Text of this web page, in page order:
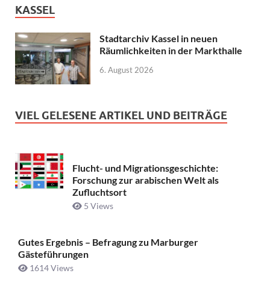
KASSEL
Stadtarchiv Kassel in neuen
Räumlichkeiten in der Markthalle
6. August 2026
VIEL GELESENE ARTIKEL UND BEITRÄGE
Flucht- und Migrationsgeschichte:
Forschung zur arabischen Welt als
Zufluchtsort
5 Views
Gutes Ergebnis – Befragung zu Marburger
Gästeführungen
1614 Views